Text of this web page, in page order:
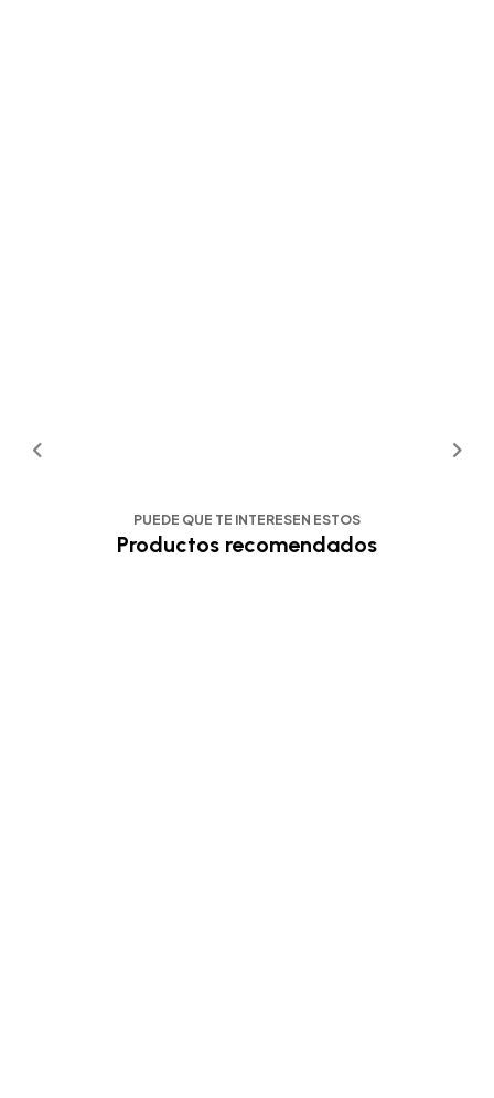
PUEDE QUE TE INTERESEN ESTOS
Productos recomendados